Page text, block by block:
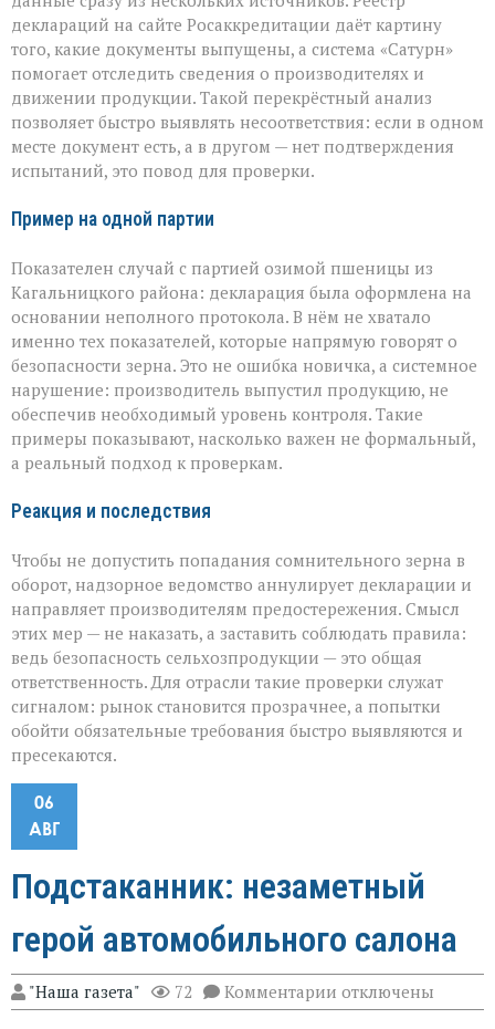
деклараций на сайте Росаккредитации даёт картину
того, какие документы выпущены, а система «Сатурн»
помогает отследить сведения о производителях и
движении продукции. Такой перекрёстный анализ
позволяет быстро выявлять несоответствия: если в одном
месте документ есть, а в другом — нет подтверждения
испытаний, это повод для проверки.
Пример на одной партии
Показателен случай с партией озимой пшеницы из
Кагальницкого района: декларация была оформлена на
основании неполного протокола. В нём не хватало
именно тех показателей, которые напрямую говорят о
безопасности зерна. Это не ошибка новичка, а системное
нарушение: производитель выпустил продукцию, не
обеспечив необходимый уровень контроля. Такие
примеры показывают, насколько важен не формальный,
а реальный подход к проверкам.
Реакция и последствия
Чтобы не допустить попадания сомнительного зерна в
оборот, надзорное ведомство аннулирует декларации и
направляет производителям предостережения. Смысл
этих мер — не наказать, а заставить соблюдать правила:
ведь безопасность сельхозпродукции — это общая
ответственность. Для отрасли такие проверки служат
сигналом: рынок становится прозрачнее, а попытки
обойти обязательные требования быстро выявляются и
пресекаются.
06
АВГ
Подстаканник: незаметный
герой автомобильного салона
"Наша газета" 72 Комментарии к
записи
отключены